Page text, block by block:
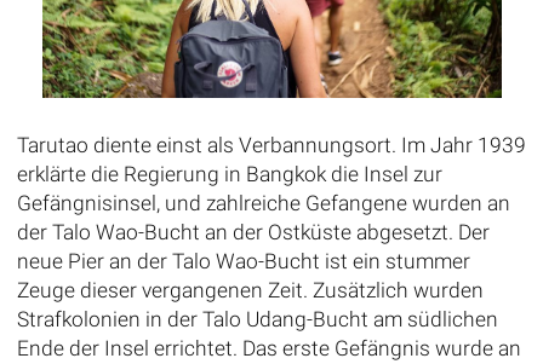
Tarutao diente einst als Verbannungsort. Im Jahr 1939
erklärte die Regierung in Bangkok die Insel zur
Gefängnisinsel, und zahlreiche Gefangene wurden an
der Talo Wao-Bucht an der Ostküste abgesetzt. Der
neue Pier an der Talo Wao-Bucht ist ein stummer
Zeuge dieser vergangenen Zeit. Zusätzlich wurden
Strafkolonien in der Talo Udang-Bucht am südlichen
Ende der Insel errichtet. Das erste Gefängnis wurde an